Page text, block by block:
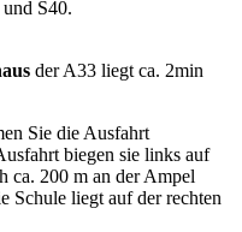
S40.
der A33 liegt ca. 2min
Sie die Ausfahrt
biegen sie links auf
ca. 200 m an der Ampel
Schule liegt auf der rechten